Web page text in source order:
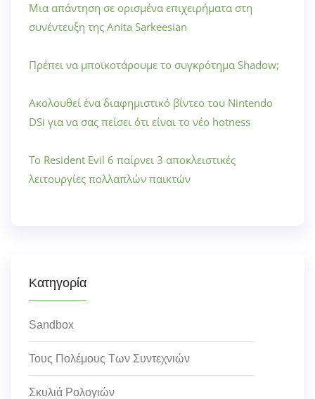
Μια απάντηση σε ορισμένα επιχειρήματα στη
συνέντευξη της Anita Sarkeesian
Πρέπει να μποϊκοτάρουμε το συγκρότημα Shadow;
Ακολουθεί ένα διαφημιστικό βίντεο του Nintendo
DSi για να σας πείσει ότι είναι το νέο hotness
Το Resident Evil 6 παίρνει 3 αποκλειστικές
λειτουργίες πολλαπλών παικτών
Κατηγορία
Sandbox
Τους Πολέμους Των Συντεχνιών
Σκυλιά Ρολογιών